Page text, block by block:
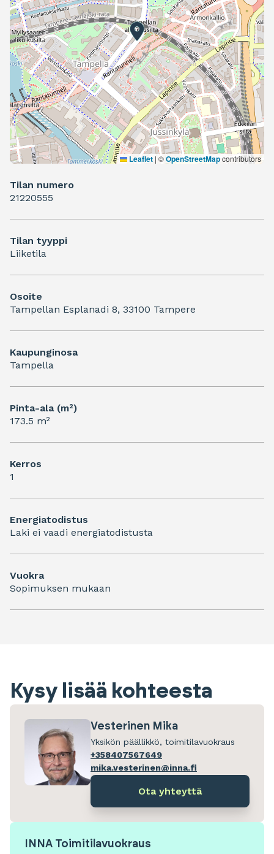
Leaflet | ©OpenStreetMapcontributors
Tilan numero
21220555
Tilan tyyppi
Liiketila
Osoite
Tampellan Esplanadi 8, 33100 Tampere
Kaupunginosa
Tampella
Pinta-ala (m²)
173.5 m²
Kerros
1
Energiatodistus
Laki ei vaadi energiatodistusta
Vuokra
Sopimuksen mukaan
Kysy lisää kohteesta
Vesterinen Mika
Yksikön päällikkö, toimitilavuokraus
+358407567649
mika.vesterinen@inna.fi
Ota yhteyttä
INNA Toimitilavuokraus